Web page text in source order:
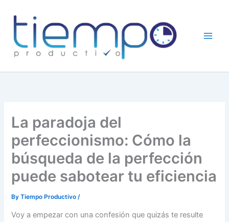
La paradoja del
perfeccionismo: Cómo la
búsqueda de la perfección
puede sabotear tu eficiencia
ByTiempo Productivo/
Voy a empezar con una confesión que quizás te resulte